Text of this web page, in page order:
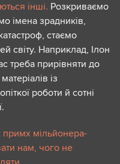
інші. Розкриваємо
імена зрадників,
стаємо
світу. Наприклад, Ілон
треба прирівняти до
із
роботи й сотні
мільйонера-
нам, чого не